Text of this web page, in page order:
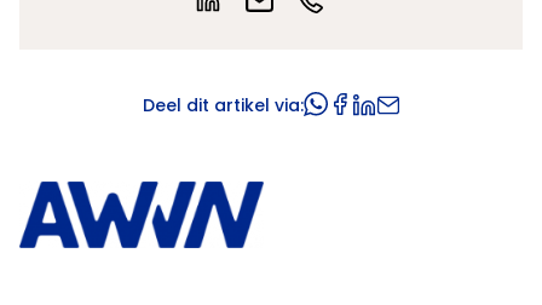
Deel dit artikel via: